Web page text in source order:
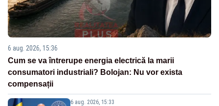
6 aug. 2026, 15:36
Cum se va întrerupe energia electrică la marii
consumatori industriali? Bolojan: Nu vor exista
compensații
6 aug. 2026, 15:33